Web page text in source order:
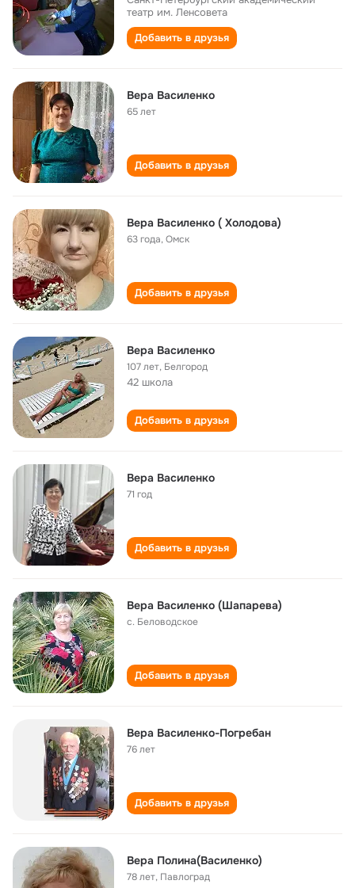
театр им. Ленсовета
Добавить в друзья
Вера Василенко
65 лет
Добавить в друзья
Вера Василенко ( Холодова)
63 года,Омск
Добавить в друзья
Вера Василенко
107 лет, Белгород
42 школа
Добавить в друзья
Вера Василенко
71 год
Добавить в друзья
Вера Василенко (Шапарева)
с. Беловодское
Добавить в друзья
Вера Василенко-Погребан
76 лет
Добавить в друзья
Вера Полина(Василенко)
78 лет, Павлоград